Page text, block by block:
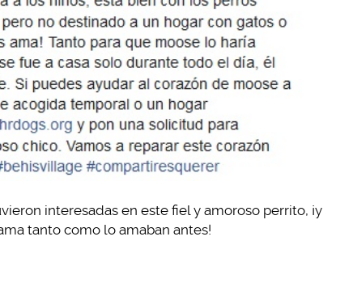
interesadas en este fiel y amoroso perrito, ¡y
tanto como lo amaban antes!